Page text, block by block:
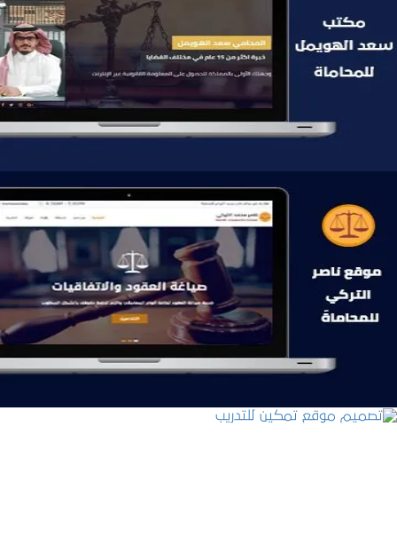
موقع سعد الهويمل للمحاماة
التفاصيل
موقع ناصر التركي للمحاماة
التفاصيل